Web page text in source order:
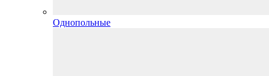
Однопольные